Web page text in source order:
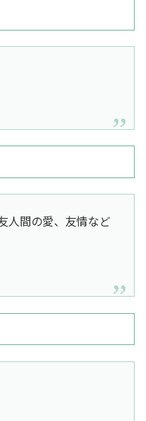
人間の愛、友情など